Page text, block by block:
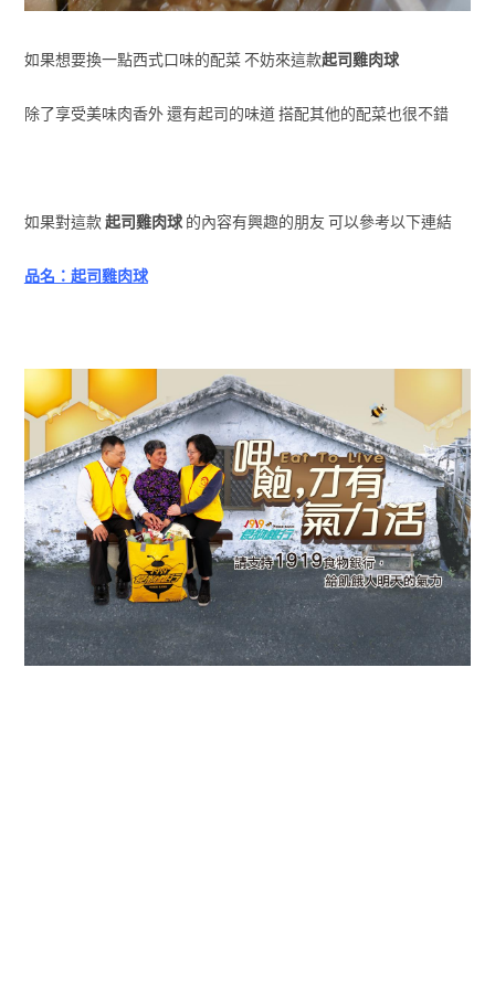
如果想要換一點西式口味的配菜 不妨來這款起司雞肉球
除了享受美味肉香外 還有起司的味道 搭配其他的配菜也很不錯
如果對這款起司雞肉球的內容有興趣的朋友 可以參考以下連結
品名：起司雞肉球